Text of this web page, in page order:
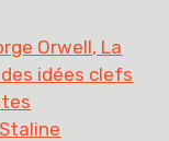
Orwell, La
idées clefs